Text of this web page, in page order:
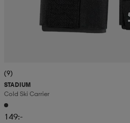
(9)
STADIUM
Cold Ski Carrier
149:-